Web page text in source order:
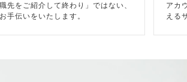
職先をご紹介して終わり」ではない、
手伝いをいたします。
アカ
える